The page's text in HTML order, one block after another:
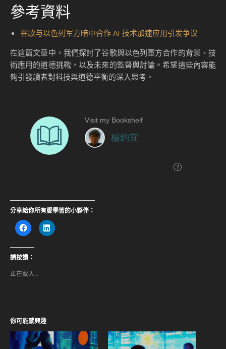
參考資料
谷歌与以色列军方暗中合作 AI 技术加速应用引发争议
在這篇文章中，我們探討了谷歌與以色列軍方合作的背景、技
術應用的道德挑戰，以及未來的監督與討論。希望這些內容能
夠引發讀者對科技與道德平衡的深入思考。
分享給你所有愛學習的小夥伴：
按
一
分
享
至
新
分
享
請按讚：
正在載入...
你可能感興趣